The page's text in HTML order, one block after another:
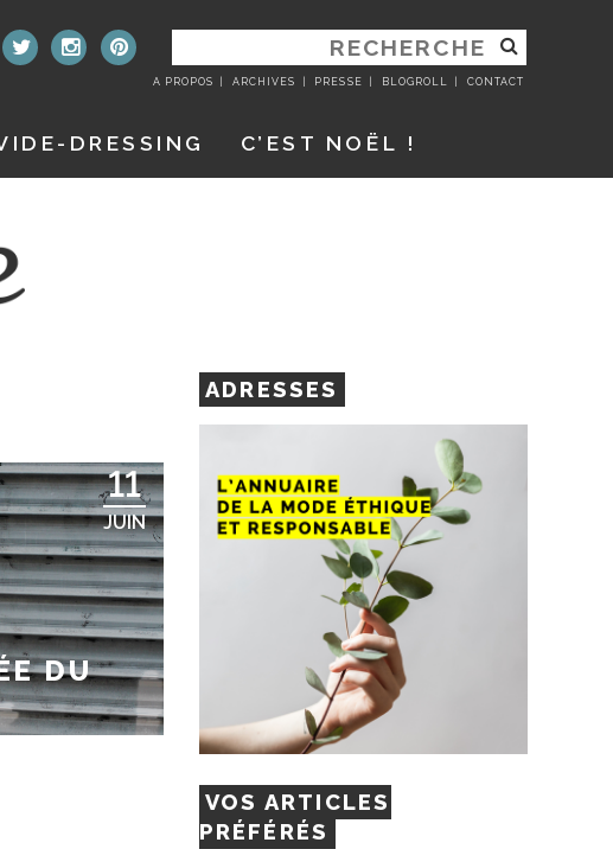
RECHERCHER
:
A PROPOS ARCHIVES PRESSE BLOGROLL CONTACT
DRESSING C’EST NOËL !
11
JUIN
DU
ADRESSES
VOS ARTICLES
PRÉFÉRÉS